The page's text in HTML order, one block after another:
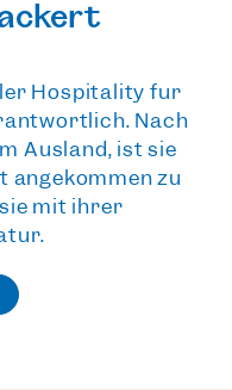
Hospitality für
Nach
Ausland, ist sie
angekommen zu
mit ihrer